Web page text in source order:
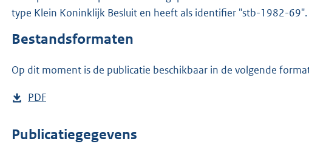
type Klein Koninklijk Besluit en heeft als identifier "stb-1982-69".
Bestandsformaten
Op dit moment is de publicatie beschikbaar in de volgende
D
w
PDF
s
Publicatiegegevens